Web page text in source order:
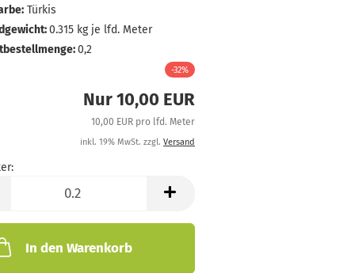
Türkis
0.315kg je lfd. Meter
0,2
-32%
Nur 10,00 EUR
10,00 EUR pro lfd. Meter
inkl. 19% MwSt. zzgl. Versand
In den Warenkorb